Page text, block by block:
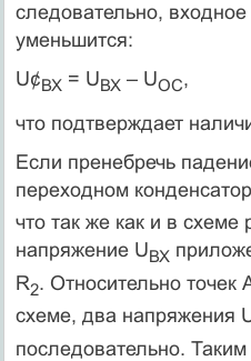
следовательно,
уменьшится:
U¢ВХ= UВХ– UОС,
что подтверждает
Если пренебречь
переходном
что так же как и в схеме
напряжение UВХ
R2. Относительно точек
схеме, два напряжения
последовательно.